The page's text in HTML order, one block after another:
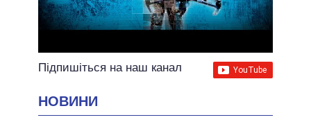
Підпишіться на наш канал
НОВИНИ